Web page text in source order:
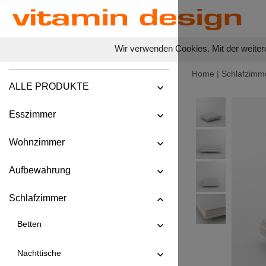
Wir verwenden Cookies. Mit der
ALLE PRODUKTE
Esszimmer
Wohnzimmer
Aufbewahrung
Schlafzimmer
Betten
Nachttische
Home |